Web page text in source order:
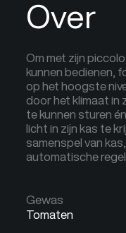
Over
Om met zijnpiccolo
kunnen bedienen,
op het hoogste
door het klimaat in
te kunnen sturen
licht in zijn kas te
samenspel van
automatische
Gewas
Tomaten